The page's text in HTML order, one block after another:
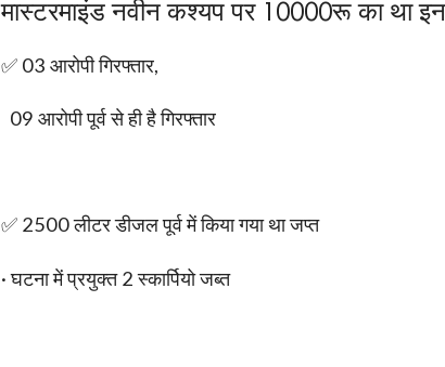
मास्टरमाइंड नवीन कश्यप पर 10000रू का था
✅ 03 आरोपी गिरफ्तार,
09 आरोपी पूर्व से ही है गिरफ्तार
✅ 2500 लीटर डीजल पूर्व में किया गया था जप्त
· घटना में प्रयुक्त 2 स्कार्पियो जब्त